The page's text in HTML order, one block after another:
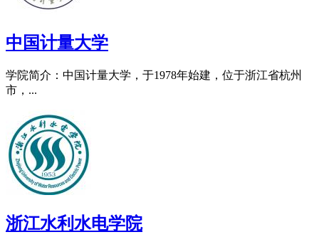
中国计量大学
学院简介：中国计量大学，于1978年始建，位于浙江省杭州
市，...
浙江水利水电学院